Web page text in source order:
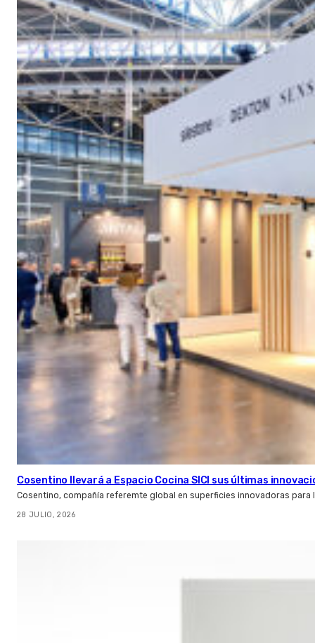
Cosentino llevará a Espacio Cocina SICI sus últimas
Cosentino, compañía referemte global en superficies innovadoras
28 JULIO, 2026